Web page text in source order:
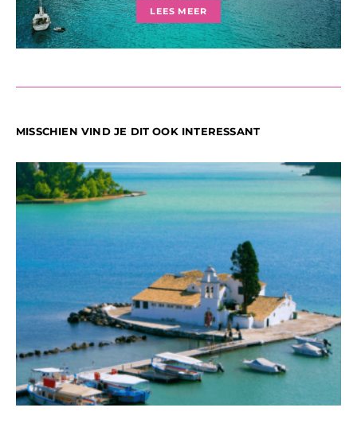
LEES MEER
MISSCHIEN VIND JE DIT OOK INTERESSANT